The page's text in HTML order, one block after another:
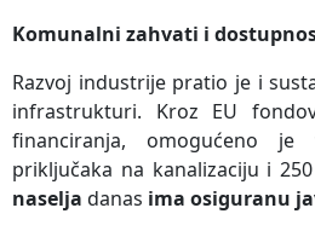
Komunalni zahvati i
Razvoj industrije pratio je i
infrastrukturi. Kroz EU
financiranja, omogućeno
priključaka na kanalizaciju i
naselja danas ima osiguranu